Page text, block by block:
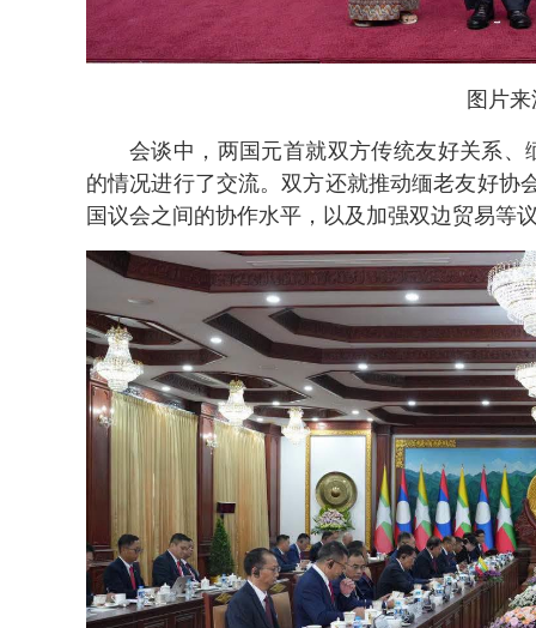
图片
会谈中，两国元首就双方传统友好关系
的情况进行了交流。双方还就推动缅老友好协
国议会之间的协作水平，以及加强双边贸易等